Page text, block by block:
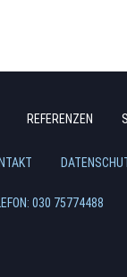
REFERENZEN
030 75774488